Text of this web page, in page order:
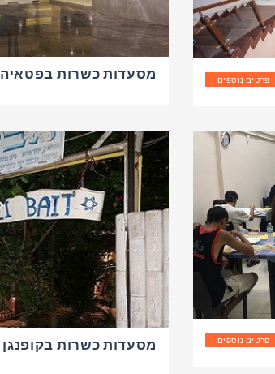
פרטים נוספים מסעדות כשרות בפטאיה
פרטים נוספים מסעדות כשרות בקופנגן